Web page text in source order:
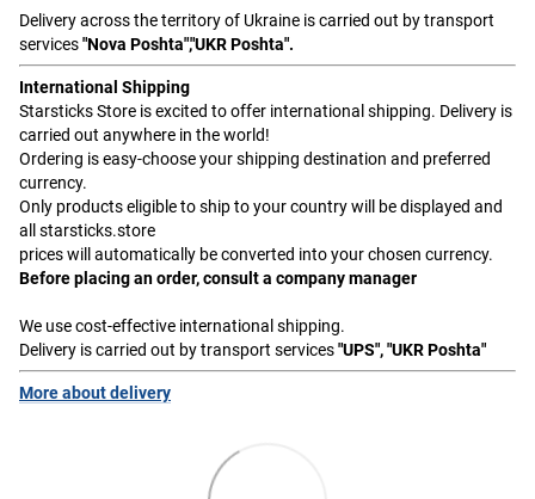
Delivery across the territory of Ukraine is carried out by transport
services"Nova Poshta","UKR Poshta".
International Shipping
Starsticks Store is excited to offer international shipping. Delivery is
carried out anywhere in the world!
Ordering is easy-choose your shipping destination and preferred
currency.
Only products eligible to ship to your country will be displayed and
all starsticks.store
prices will automatically be converted into your chosen currency.
Before placing an order, consult a company manager
We use cost-effective international shipping.
Delivery is carried out by transport services"UPS", "UKR Poshta"
More about delivery